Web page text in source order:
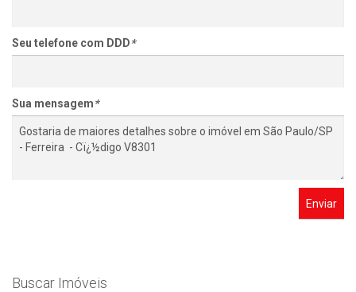
Seu telefone com DDD*
Sua mensagem*
Enviar
Buscar Imóveis